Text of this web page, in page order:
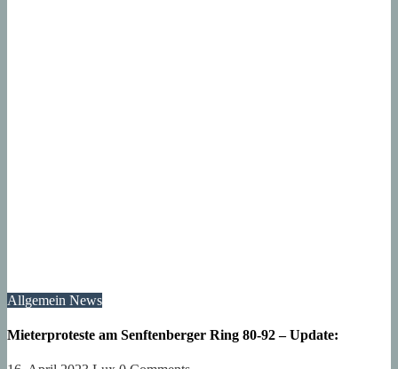
Allgemein News
Mieterproteste am Senftenberger Ring 80-92 – Update: